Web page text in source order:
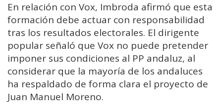
En relación con Vox, Imbroda afirmó que esta
formación debe actuar con responsabilidad
tras los resultados electorales. El dirigente
popular señaló que Vox no puede pretender
imponer sus condiciones al PP andaluz, al
considerar que la mayoría de los andaluces
ha respaldado de forma clara el proyecto de
Juan Manuel Moreno.